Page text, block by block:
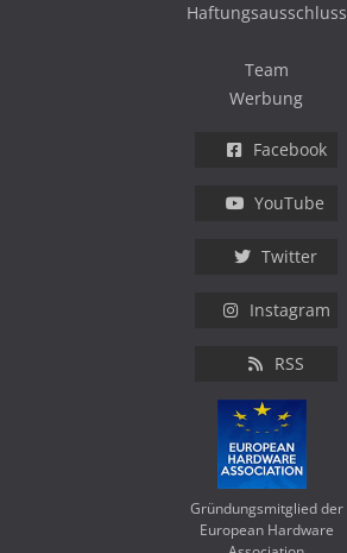
Haftungsausschluss
Team
Werbung
Facebook
YouTube
Twitter
Instagram
RSS
Gründungsmitglied der
European Hardware